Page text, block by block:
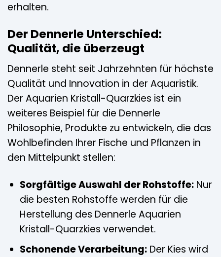
erhalten.
Der Dennerle Unterschied:
Qualität, die überzeugt
Dennerle steht seit Jahrzehnten für höchste
Qualität und Innovation in der Aquaristik.
Der Aquarien Kristall-Quarzkies ist ein
weiteres Beispiel für die Dennerle
Philosophie, Produkte zu entwickeln, die das
Wohlbefinden Ihrer Fische und Pflanzen in
den Mittelpunkt stellen:
Sorgfältige Auswahl der Rohstoffe:Nur
die besten Rohstoffe werden für die
Herstellung des Dennerle Aquarien
Kristall-Quarzkies verwendet.
Schonende Verarbeitung:Der Kies wird